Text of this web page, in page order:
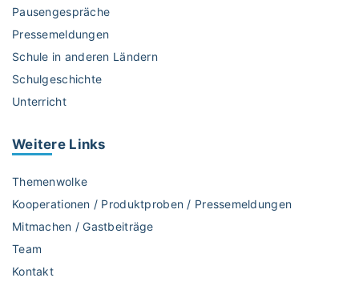
n
Pausengespräche
Pressemeldungen
Schule in anderen Ländern
Schulgeschichte
Unterricht
Weitere Links
Themenwolke
Kooperationen / Produktproben / Pressemeldungen
Mitmachen / Gastbeiträge
Team
Kontakt